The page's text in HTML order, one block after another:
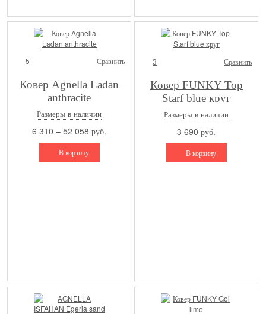
5 Сравнить
Ковер Agnella Ladan
anthracite
Размеры в наличии
6 310 – 52 058 руб.
В корзину
3 Сравнить
Ковер FUNKY Top
Starf blue круг
Размеры в наличии
3 690 руб.
В корзину